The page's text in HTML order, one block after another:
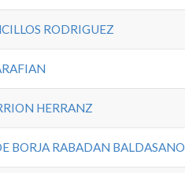
RODRIGUEZ
HERRANZ
BORJA RABADAN BALDASANO